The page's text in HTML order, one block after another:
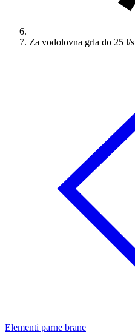
Za vodolovna grla do 25 l/s
Elementi parne brane